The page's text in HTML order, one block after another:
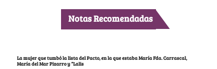
Notas Recomendadas
La mujer que tumbó la lista del Pacto, en la que estaba María Fda. Carrascal,
María del Mar Pizarro y “Lalis